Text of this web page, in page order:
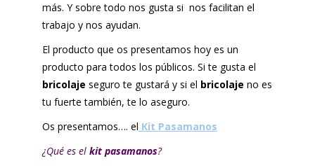
más. Y sobre todo nos gusta si nos facilitan el
trabajo y nos ayudan.
El producto que os presentamos hoy es un
producto para todos los públicos. Si te gusta el
bricolaje seguro te gustará y si el bricolaje no es
tu fuerte también, te lo aseguro.
Os presentamos…. el Kit Pasamanos
¿Qué es el kit pasamanos?